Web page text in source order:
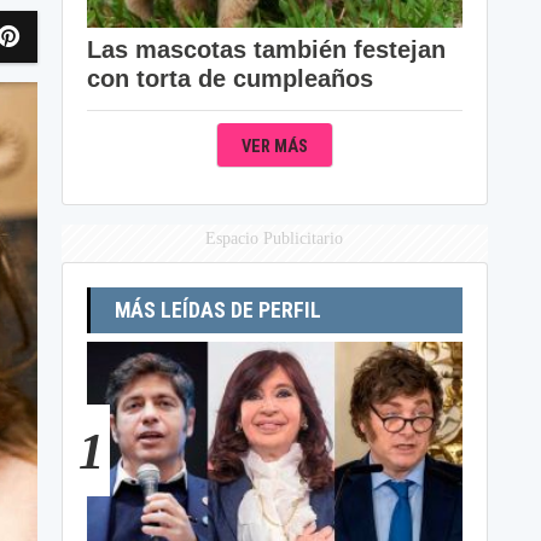
Las mascotas también festejan
con torta de cumpleaños
VER MÁS
Espacio Publicitario
MÁS LEÍDAS DE PERFIL
1